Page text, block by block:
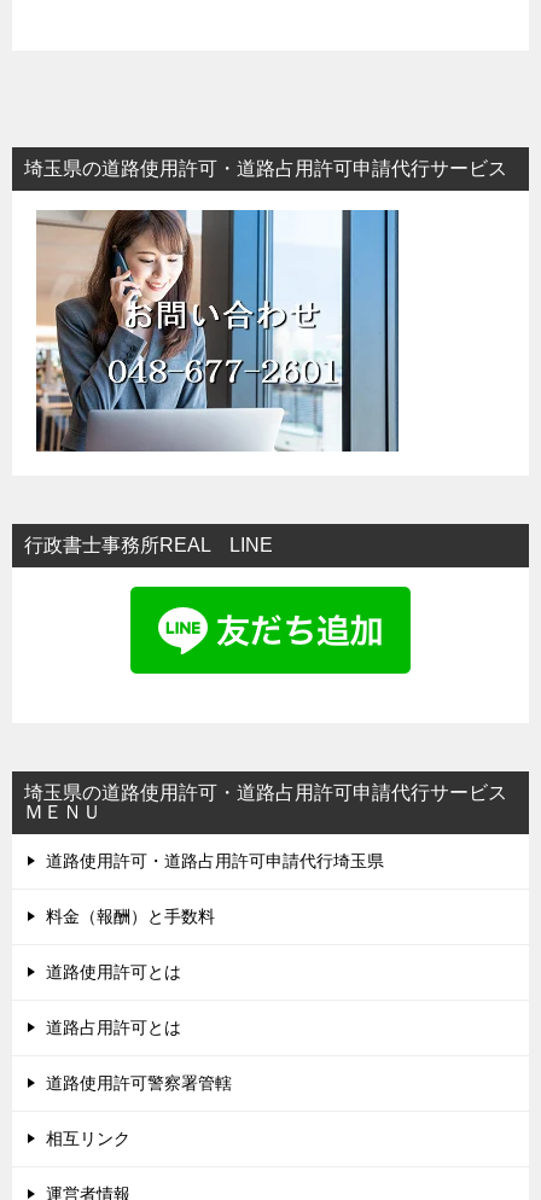
埼玉県の道路使用許可・道路占用許可申請代行サービス
行政書士事務所REAL LINE
埼玉県の道路使用許可・道路占用許可申請代行サービス
ＭＥＮＵ
道路使用許可・道路占用許可申請代行埼玉県
料金（報酬）と手数料
道路使用許可とは
道路占用許可とは
道路使用許可警察署管轄
相互リンク
運営者情報